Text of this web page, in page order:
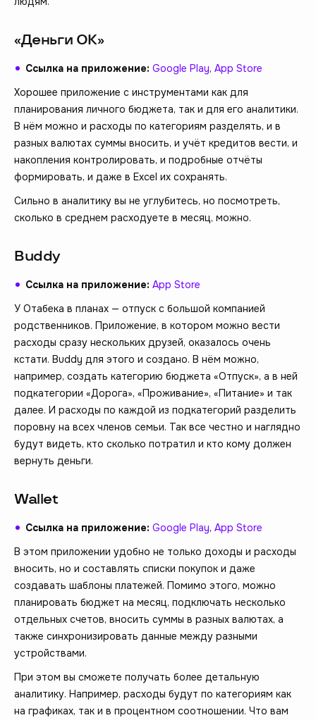
«Деньги ОК»
Ссылка на приложение: Google Play, App Store
Хорошее приложение с инструментами как для
планирования личного бюджета, так и для его аналитики.
В нём можно и расходы по категориям разделять, и в
разных валютах суммы вносить, и учёт кредитов вести, и
накопления контролировать, и подробные отчёты
формировать, и даже в Excel их сохранять.
Сильно в аналитику вы не углубитесь, но посмотреть,
сколько в среднем расходуете в месяц, можно.
Buddy
Ссылка на приложение: App Store
У Отабека в планах — отпуск с большой компанией
родственников. Приложение, в котором можно вести
расходы сразу нескольких друзей, оказалось очень
кстати. Buddy для этого и создано. В нём можно,
например, создать категорию бюджета «Отпуск», а в ней
подкатегории «Дорога», «Проживание», «Питание» и так
далее. И расходы по каждой из подкатегорий разделить
поровну на всех членов семьи. Так все честно и наглядно
будут видеть, кто сколько потратил и кто кому должен
вернуть деньги.
Wallet
Ссылка на приложение: Google Play, App Store
В этом приложении удобно не только доходы и расходы
вносить, но и составлять списки покупок и даже
создавать шаблоны платежей. Помимо этого, можно
планировать бюджет на месяц, подключать несколько
отдельных счетов, вносить суммы в разных валютах, а
также синхронизировать данные между разными
устройствами.
При этом вы сможете получать более детальную
аналитику. Например, расходы будут по категориям как
на графиках, так и в процентном соотношении. Что вам